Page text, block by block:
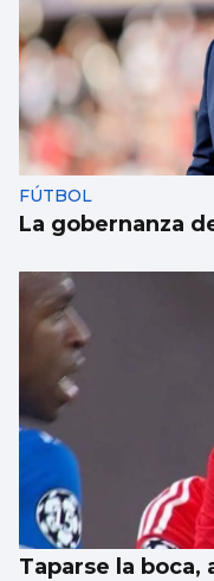
FÚTBOL
La gobernanza
Taparse la boca,